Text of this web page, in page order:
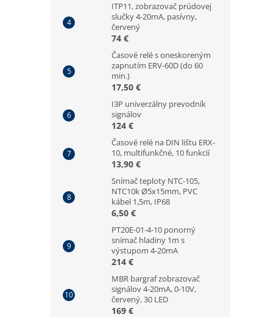
ITP11, zobrazovač prúdovej
slučky 4-20mA, pasívny,
červený
74 €
Časové relé s oneskoreným
zapnutím ERV-60D (do 60
min.)
17,50 €
I3P univerzálny prevodník
signálov
124 €
Časové relé na DIN lištu ERX-
10, multifunkčné, 10 funkcií
13,90 €
Snímač teploty NTC-105,
NTC10k Ø5x15mm, PVC
kábel 1,5m, IP68
6,50 €
PT20E-01-4-10 ponorný
snímač hladiny 1m s
výstupom 4-20mA
214 €
MBR bargraf zobrazovač
signálov 4-20mA, 0-10V,
červený, 30 LED
169 €